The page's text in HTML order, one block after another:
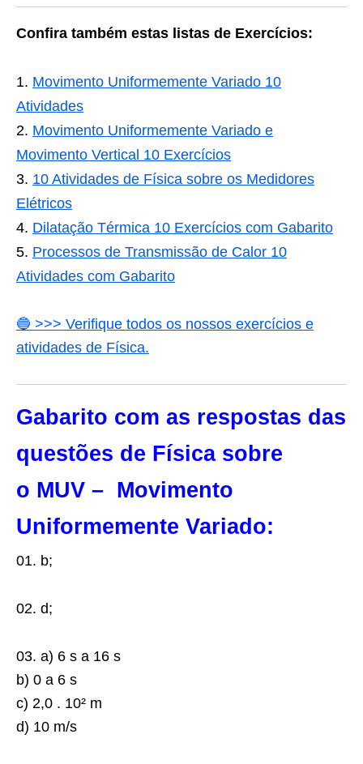
Confira também estas listas de Exercícios:
Movimento Uniformemente Variado 10
Atividades
Movimento Uniformemente Variado e
Movimento Vertical 10 Exercícios
10 Atividades de Física sobre os Medidores
Elétricos
Dilatação Térmica 10 Exercícios com Gabarito
Processos de Transmissão de Calor 10
Atividades com Gabarito
🔵 >>> Verifique todos os nossos exercícios e
atividades de Física.
Gabarito com as respostas das
questões de Física sobre
o MUV – Movimento
Uniformemente Variado:
01. b;
02. d;
03. a) 6 s a 16 s
b) 0 a 6 s
c) 2,0 . 10² m
d) 10 m/s